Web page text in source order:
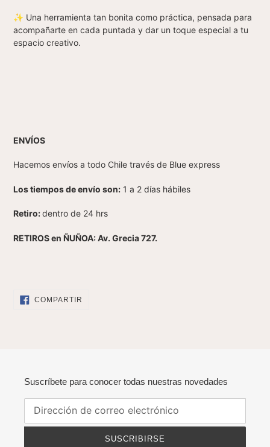
✨ Una herramienta tan bonita como práctica, pensada para
acompañarte en cada puntada y dar un toque especial a tu
espacio creativo.
ENVÍOS
Hacemos envíos a todo Chile través de Blue express
Los tiempos de envío son: 1 a 2 días hábiles
Retiro:dentro de 24 hrs
RETIROS en ÑUÑOA: Av. Grecia 727.
COMPARTIR
Suscríbete para conocer todas nuestras novedades
SUSCRIBIRSE